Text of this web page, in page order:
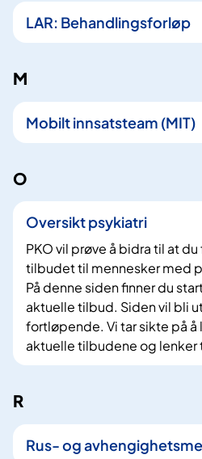
LAR: Behandlingsforløp
M
Mobilt innsatsteam (MIT)
O
Oversikt psykiatri
PKO vil prøve å bidra til at
tilbudet til mennesker med
På denne siden finner du
aktuelle tilbud. Siden vil bli
fortløpende. Vi tar sikte på
aktuelle tilbudene og lenker
R
Rus- og